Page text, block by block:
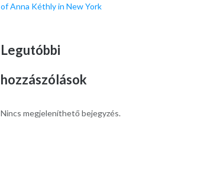
of Anna Kéthly in New York
Legutóbbi
hozzászólások
Nincs megjeleníthető bejegyzés.